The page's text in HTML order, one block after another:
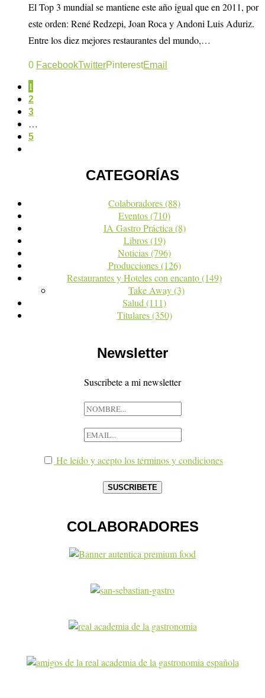
El Top 3 mundial se mantiene este año igual que en 2011, por
este orden: René Redzepi, Joan Roca y Andoni Luis Aduriz.
Entre los diez mejores restaurantes del mundo,…
0 FacebookTwitterPinterestEmail
1
2
3
…
5
CATEGORÍAS
Colaboradores(88)
Eventos(710)
IA Gastro Práctica (8)
Libros(19)
Noticias(796)
Producciones(126)
Restaurantes y Hoteles con encanto(149)
Take Away(3)
Salud (111)
Titulares(350)
Newsletter
Suscribete a mi newsletter
He leído y acepto los términos y condiciones
COLABORADORES